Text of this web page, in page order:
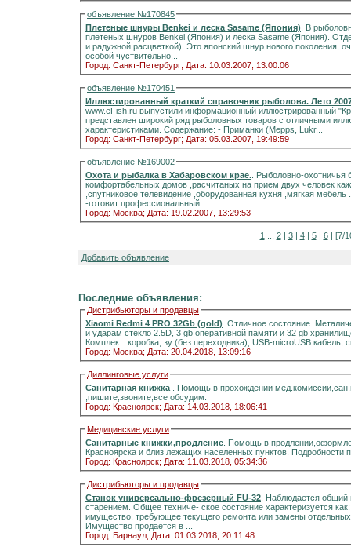
объявление №170845
Плетеные шнуры Benkei и леска Sasame (Япония) . В
плетеных шнуров Benkei (Япония) и леска Sasame (Япония). Отдельно обратим внимание на «Benkei PE 5 color» (120м
и радужной расцветкой). Это японский шнур нового
особой чуствительно...
Город: Санкт-Петербург; Дата: 10.03.2007, 13:00:06
объявление №170451
Иллюстированный краткий справочник рыболова. Лето
www.eFish.ru выпустили информационный иллюстрированный
представлен широкий ряд рыболовных товаров с отличными
характеристиками. Содержание: - Приманки (Mepps, Lukr...
Город: Санкт-Петербург; Дата: 05.03.2007, 19:49:59
объявление №169002
Охота и рыбалка в Хабаровском крае. . Рыболовно-охотничья
комфортабельных домов ,расчитаных на прием двух человек
,спутниковое телевидение ,оборудованная кухня ,мягкая
-готовит профессиональный ...
Город: Москва; Дата: 19.02.2007, 13:29:53
1 2| 3| 4| 5| 6| [7/
Добавить объявление
Последние объявления:
Дистрибьюторы и продавцы
Xiaomi Redmi 4 PRO 32Gb (gold) . Отличное состояние.
и ударам стекло 2.5D, 3 gb оперативной памяти и 32 gb
Комплект: коробка, зу (без переходника), USB-microUSB
Город: Москва; Дата: 20.04.2018, 13:09:16
Диллинговые услуги
Санитарная книжка
. Помощь в прохождении
,пишите,звоните,все обсудим.
Город: Красноярск; Дата: 14.03.2018, 18:06:41
Медицинские услуги
Санитарные книжки,продление . Помощь в
Красноярска и близ лежащих населенных пунктов.
Город: Красноярск; Дата: 11.03.2018, 05:34:36
Дистрибьюторы и продавцы
Станок универсально-фрезерный FU-32 . Наблюдается
старением. Общее техниче- ское состояние характеризуется
имущество, требующее текущего ремонта или замены
Имущество продается в ...
Город: Барнаул; Дата: 01.03.2018, 20:11:48